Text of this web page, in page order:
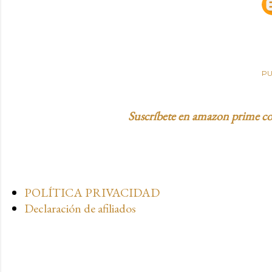
Suscríbete en amazon prime
POLÍTICA PRIVACIDAD
Declaración de afiliados